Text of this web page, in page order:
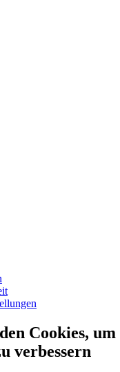
Cookies,
verbessern